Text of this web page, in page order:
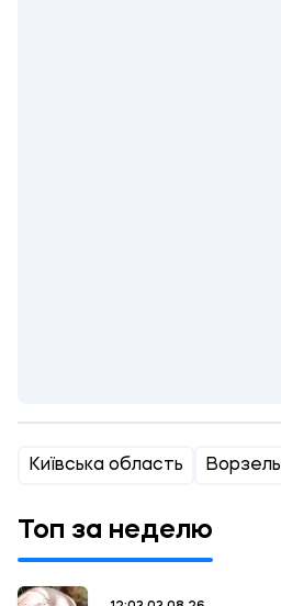
Київська область Ворзель
Топ за неделю